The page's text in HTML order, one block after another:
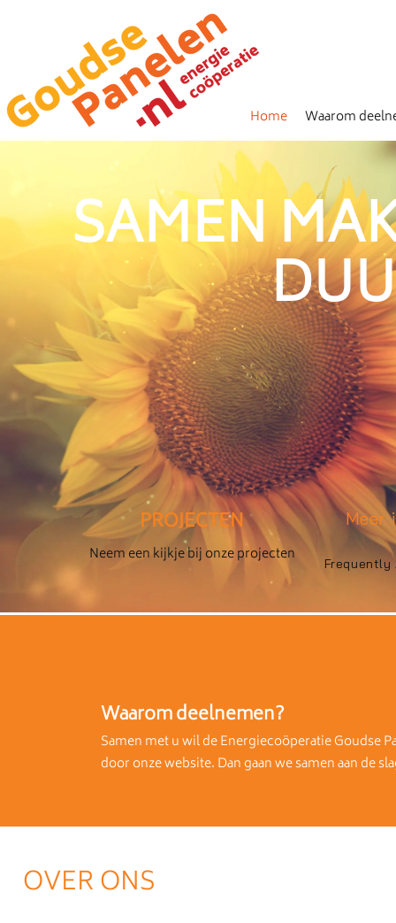
Home Waarom
SAMEN
PROJECTEN
Neem een kijkje bij onze projecten
Meer
Frequently
Waarom deelnemen?
Samen met u wil de Energiecoöperatie Goudse
door onze website. Dan gaan we samen aan de
OVER ONS